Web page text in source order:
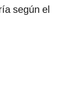
según el